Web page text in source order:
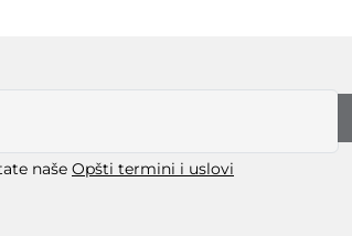
naše Opšti termini i uslovi